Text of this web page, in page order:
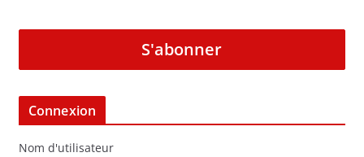
S'abonner
Connexion
Nom d'utilisateur